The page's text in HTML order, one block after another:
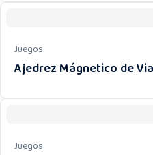
Juegos
Ajedrez Mágnetico de
Juegos